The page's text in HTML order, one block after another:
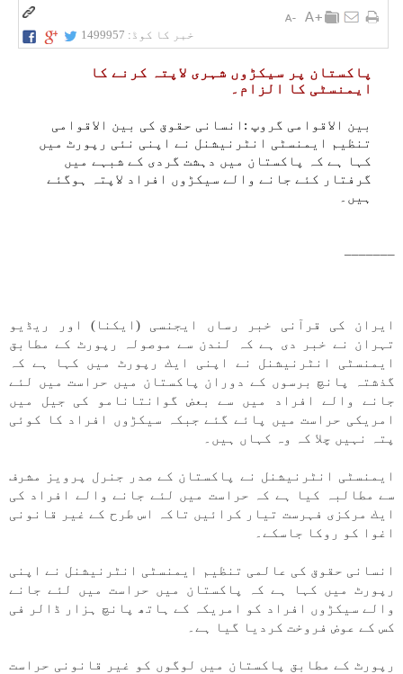
خبر کا کوڈ: 1499957
پاكستان پر سيكڑوں شہری لاپتہ كرنے كا
ايمنسٹی كا الزام۔
بين الاقوامی گروپ :انسانی حقوق كی بين الاقوامی
تنظيم ايمنسٹی انٹرنيشنل نے اپنی نئی رپورٹ میں
كہا ہے كہ پاكستان میں دہشت گردی كے شبہے میں
گرفتار كئے جانے والے سيكڑوں افراد لاپتہ ہوگئے
ہیں۔
ايران كی قرآنی خبر رساں ايجنسی (ايكنا) اور ریڈيو
تہران نے خبر دی ہے كہ لندن سے موصولہ رپورٹ كے مطابق
ايمنسٹی انٹرنيشنل نے اپنی ايك رپورٹ میں كہا ہے كہ
گذشتہ پانچ برسوں كے دوران پاكستان میں حراست میں لئے
جانے والے افراد میں سے بعض گوانتانامو كی جيل میں
امريكی حراست میں پائے گئے جبكہ سيكڑوں افراد كا كوئی
پتہ نہیں چلا كہ وہ كہاں ہیں۔
ايمنسٹی انٹرنيشنل نے پاكستان كے صدر جنرل پرويز مشرف
سے مطالبہ كيا ہے كہ حراست میں لئے جانے والے افراد كی
ايك مركزی فہرست تيار كرائیں تاكہ اس طرح كے غير قانونی
اغوا كو روكا جاسكے۔
انسانی حقوق كی عالمی تنظيم ايمنسٹی انٹرنيشنل نے اپنی
رپورٹ میں كہا ہے كہ پاكستان میں حراست میں لئے جانے
والے سيكڑوں افراد كو امريكہ كے ہاتھ پانچ ہزار ڈالر فی
كس كے عوض فروخت كرديا گيا ہے۔
رپورٹ كے مطابق پاكستان میں لوگوں كو غير قانونی حراست